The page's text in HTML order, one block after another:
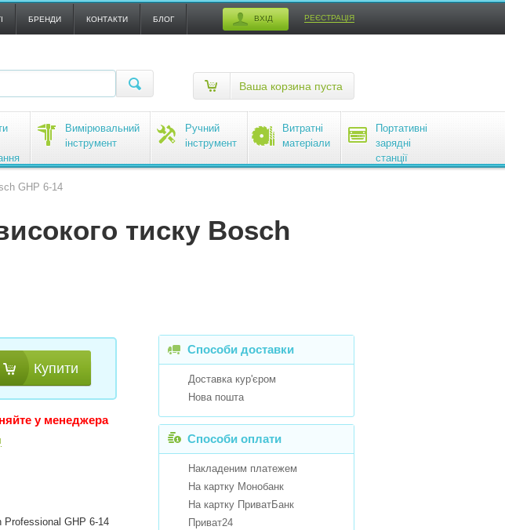
БРЕНДИ КОНТАКТИ БЛОГ ВХІД РЕЄСТРАЦІЯ
Ваша корзина пуста
Вимірювальний
інструмент
Ручний
інструмент
Витратні
матеріали
Портативні
зарядні
станції
EcoFlow
GHP 6-14
тиску Bosch
Купити
у менеджера
Professional GHP 6-14
Способи доставки
Доставка кур'єром
Нова пошта
Способи оплати
Накладеним платежем
На картку Монобанк
На картку ПриватБанк
Приват24